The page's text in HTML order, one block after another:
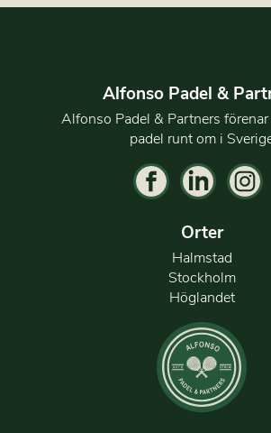
Alfonso Padel &
Alfonso Padel & Partners förenar
padel runt om i
Orter
Halmstad
Stockholm
Höglandet